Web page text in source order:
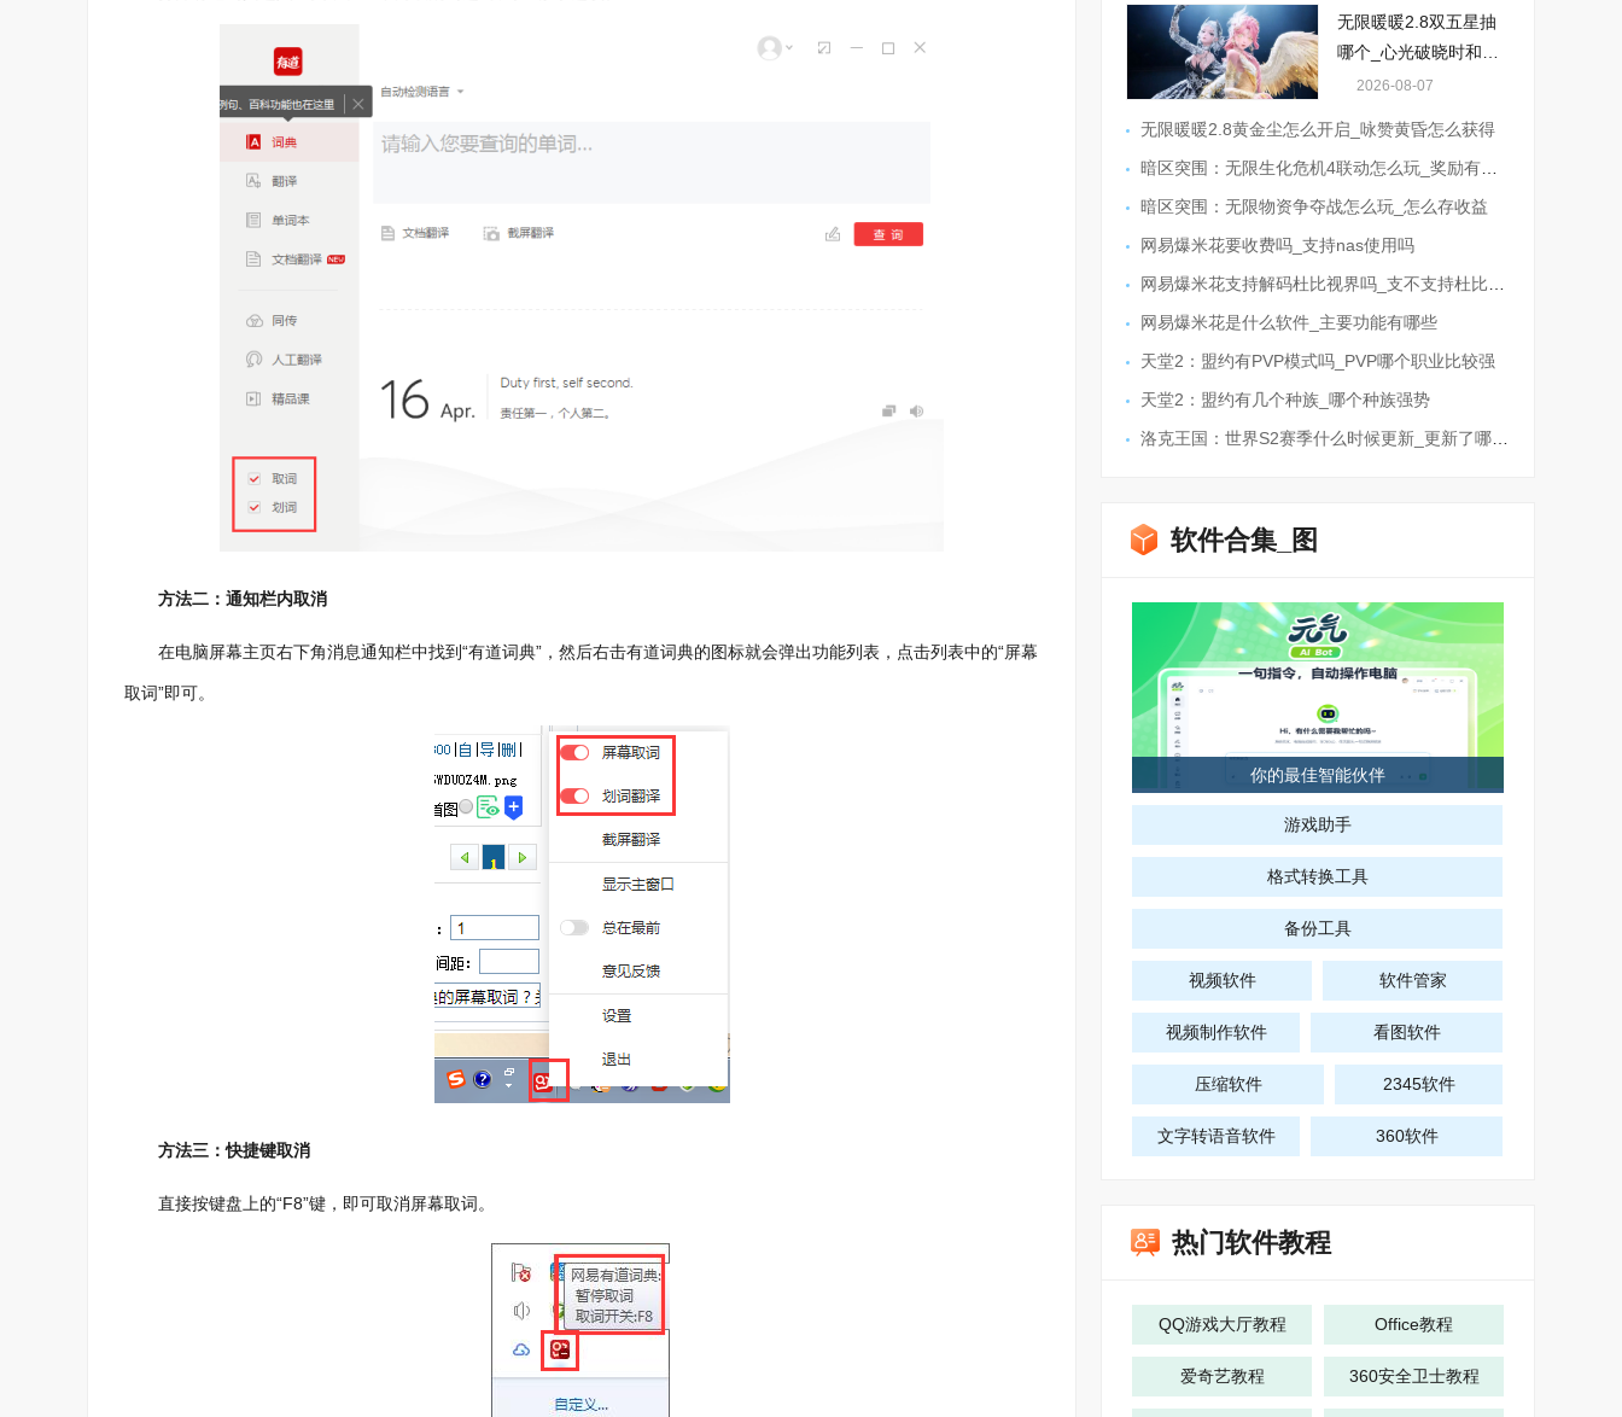
方法二：通知栏内取消
在电脑屏幕主页右下角消息通知栏中找到“有道词典”，然后右击有道词典的图标就会弹出功能列表，点击列表中的“屏幕
取词”即可。
方法三：快捷键取消
直接按键盘上的“F8”键，即可取消屏幕取词。
无限暖暖2.8双五星抽
哪个_心光破晓时和白
夜长旋舞怎么选
2026-08-07
无限暖暖2.8黄金尘怎么开启_咏赞黄昏怎么获得
暗区突围：无限生化危机4联动怎么玩_奖励有哪些
暗区突围：无限物资争夺战怎么玩_怎么存收益
网易爆米花要收费吗_支持nas使用吗
网易爆米花支持解码杜比视界吗_支不支持杜比全景声
网易爆米花是什么软件_主要功能有哪些
天堂2：盟约有PVP模式吗_PVP哪个职业比较强
天堂2：盟约有几个种族_哪个种族强势
洛克王国：世界S2赛季什么时候更新_更新了哪些内容
软件合集_图
你的最佳智能伙伴
游戏助手
格式转换工具
备份工具
视频软件 软件管家
视频制作软件 看图软件
压缩软件 2345软件
文字转语音软件 360软件
热门软件教程
QQ游戏大厅教程 Office教程
爱奇艺教程 360安全卫士教程